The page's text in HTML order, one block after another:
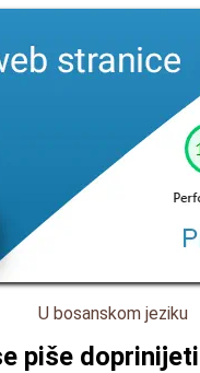
U bosanskom jeziku
piše doprinijeti